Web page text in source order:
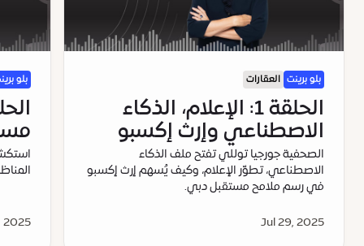
بلو برينت العقارات
الحلقة 1: الإعلام، الذكاء
الاصطناعي وإرث إكسبو
الصحفية جورجيا توللي تفتح ملف الذكاء
الاصطناعي، تطوّر الإعلام، وكيف يُسهم إرث إكسبو
في رسم ملامح مستقبل دبي.
Jul 29, 2025
بلو
2025